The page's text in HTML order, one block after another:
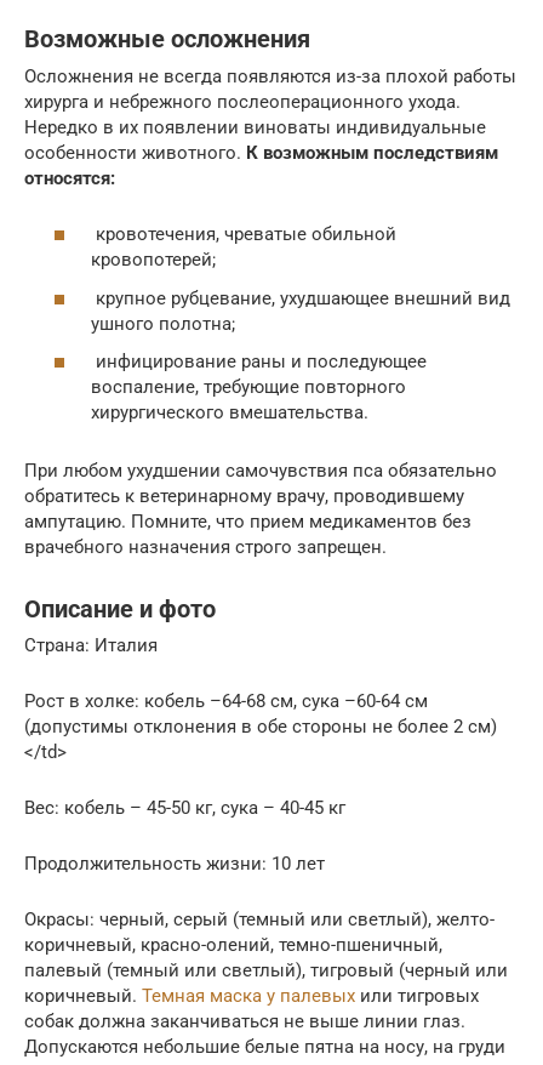
Возможные осложнения
Осложнения не всегда появляются из-за плохой работы
хирурга и небрежного послеоперационного ухода.
Нередко в их появлении виноваты индивидуальные
особенности животного. К возможным последствиям
относятся:
кровотечения, чреватые обильной
кровопотерей;
крупное рубцевание, ухудшающее внешний вид
ушного полотна;
инфицирование раны и последующее
воспаление, требующие повторного
хирургического вмешательства.
При любом ухудшении самочувствия пса обязательно
обратитесь к ветеринарному врачу, проводившему
ампутацию. Помните, что прием медикаментов без
врачебного назначения строго запрещен.
Описание и фото
Страна: Италия
Рост в холке: кобель –64-68 см, сука –60-64 см
(допустимы отклонения в обе стороны не более 2 см)
</td>
Вес: кобель – 45-50 кг, сука – 40-45 кг
Продолжительность жизни: 10 лет
Окрасы: черный, серый (темный или светлый), желто-
коричневый, красно-олений, темно-пшеничный,
палевый (темный или светлый), тигровый (черный или
коричневый. Темная маска у палевых или тигровых
собак должна заканчиваться не выше линии глаз.
Допускаются небольшие белые пятна на носу, на груди